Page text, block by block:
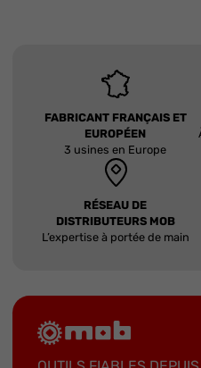
FABRICANT FRANÇAIS ET
EUROPÉEN
3 usines en Europe
RÉSEAU DE
DISTRIBUTEURS MOB
L’expertise à portée de main